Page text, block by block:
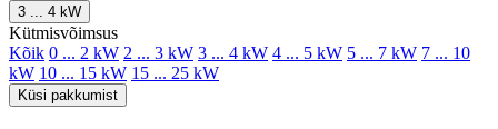
3 ... 4 kW
Kütmisvõimsus
Kõik 0 ... 2 kW 2 ... 3 kW 3 ... 4 kW 4 ... 5 kW 5 ... 7 kW 7 ... 10
kW 10 ... 15 kW 15 ... 25 kW
Küsi pakkumist